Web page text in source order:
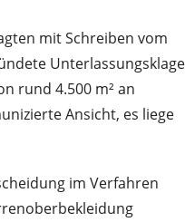
mit Schreiben vom
Unterlassungsklage
rund 4.500 m² an
Ansicht, es liege
im Verfahren